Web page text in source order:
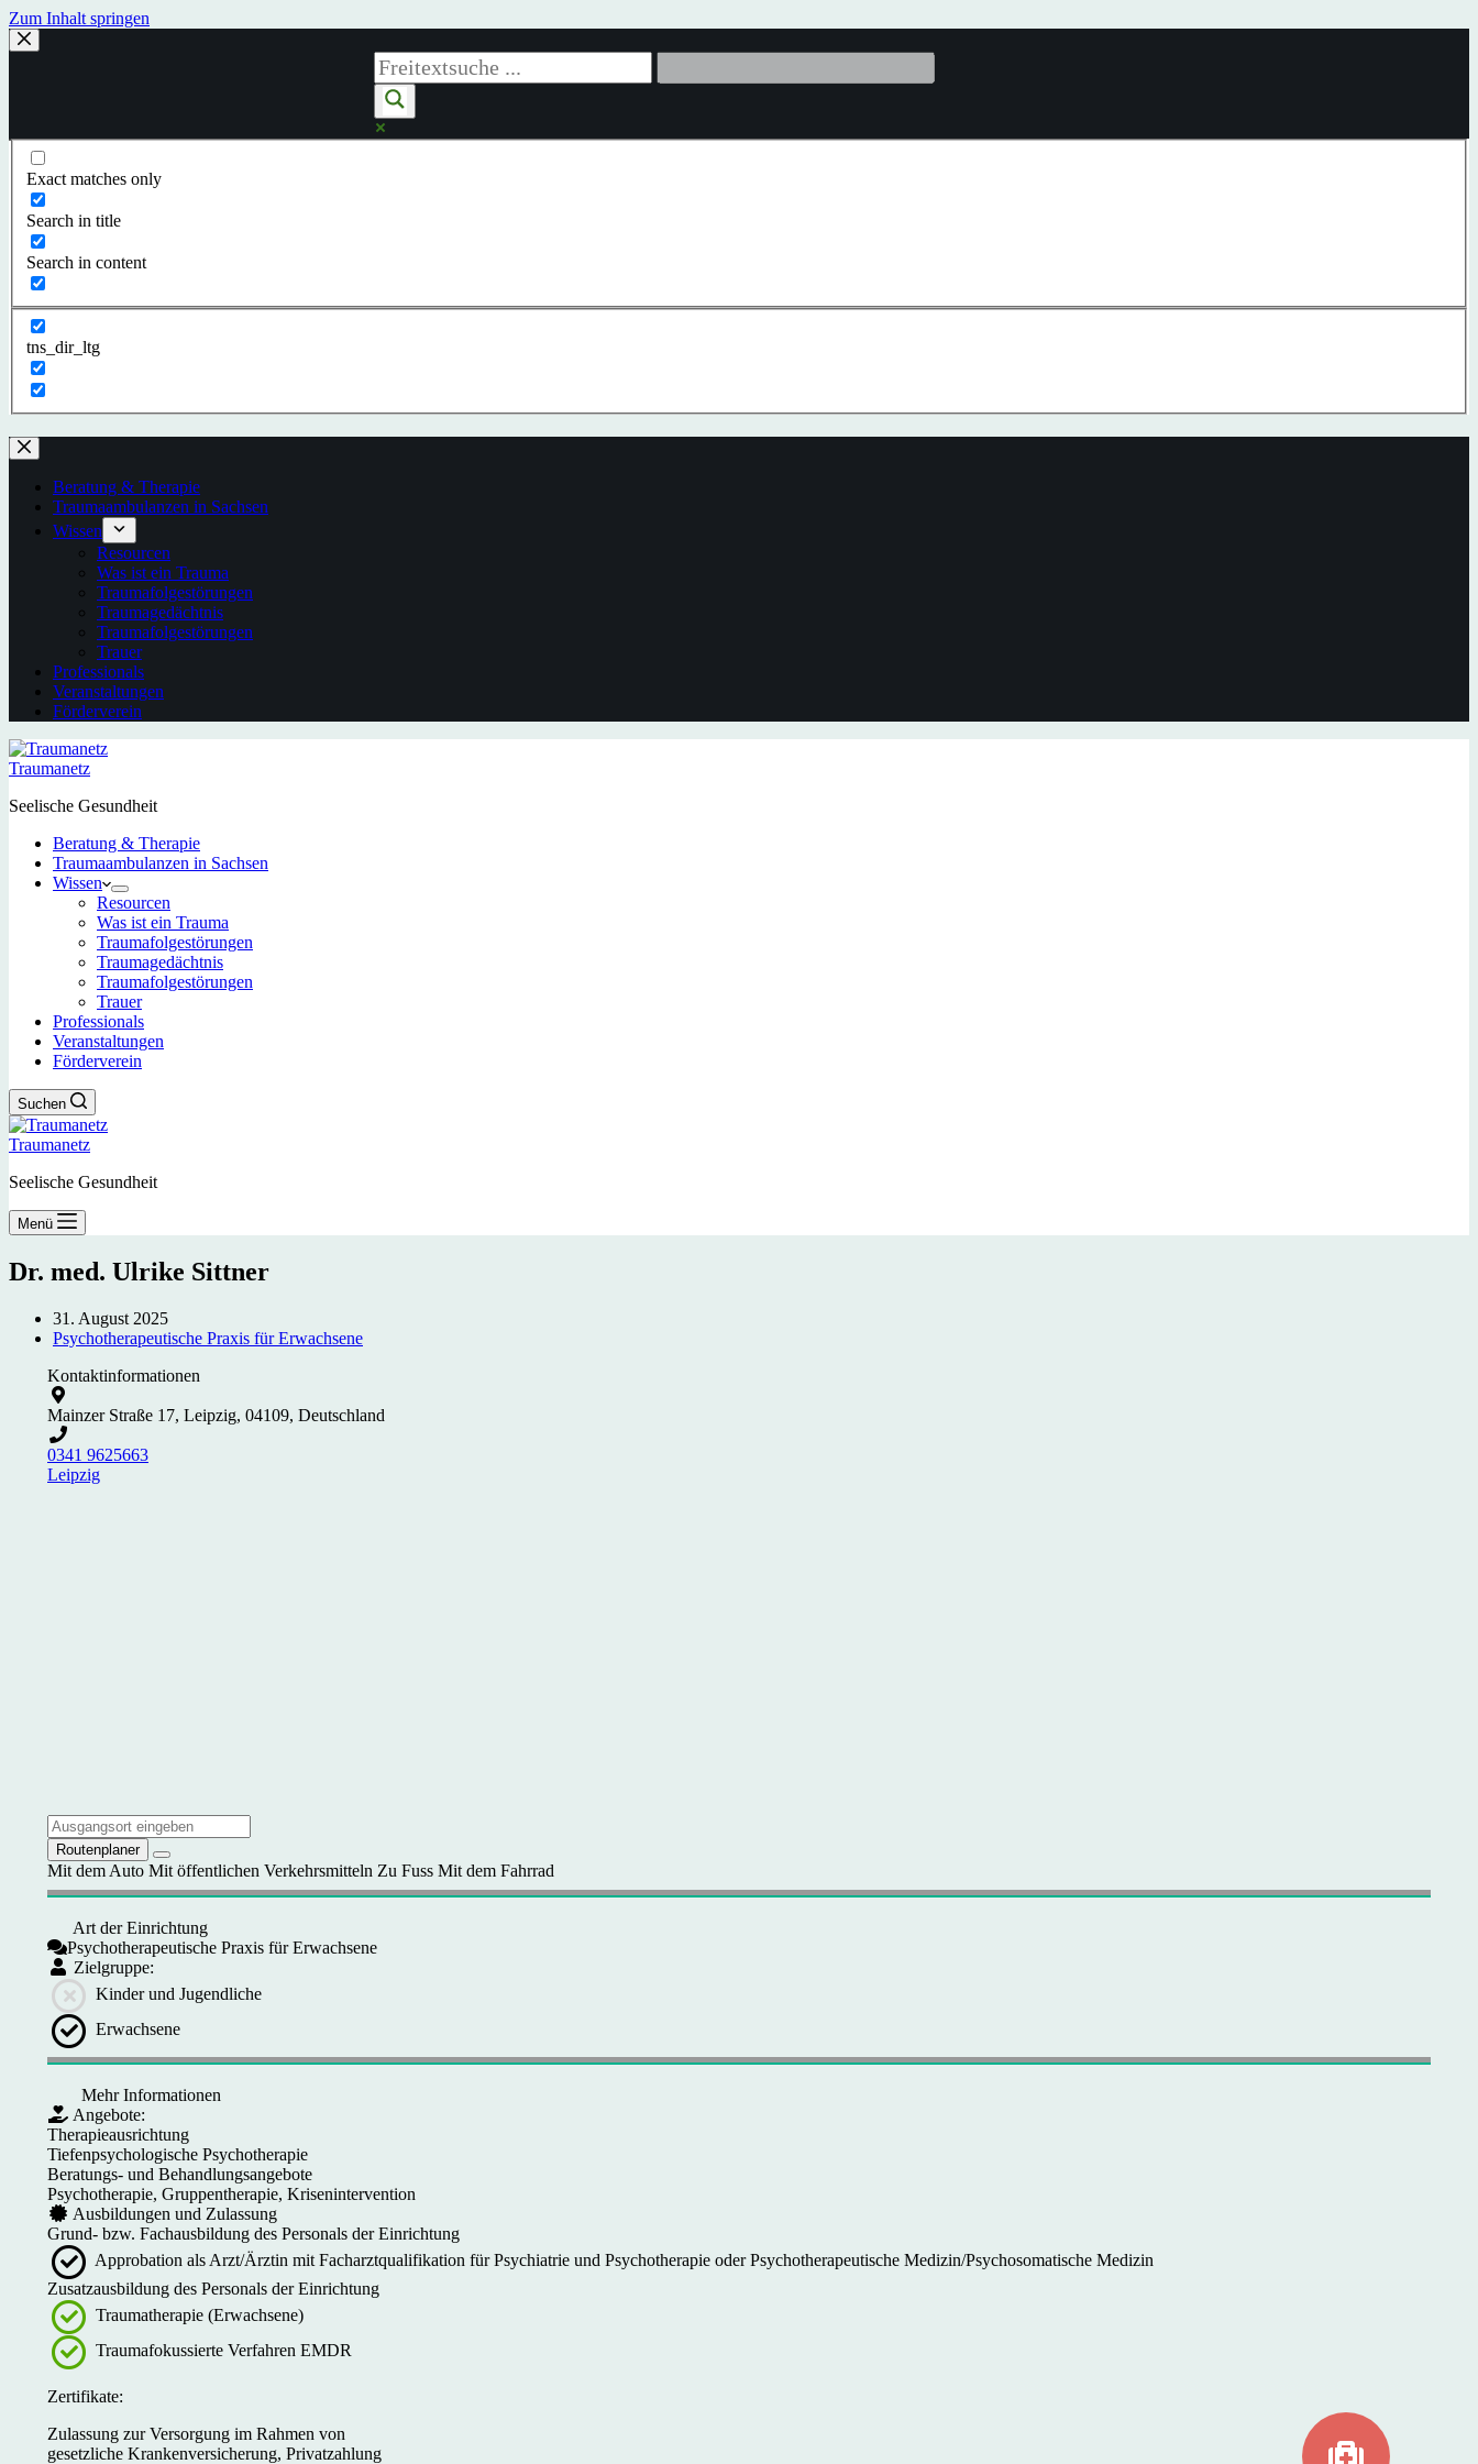
Zum Inhalt springen
Exact matches only
Search in title
Search in content
tns_dir_ltg
Beratung & Therapie
Traumaambulanzen in Sachsen
Wissen
Resourcen
Was ist ein Trauma
Traumafolgestörungen
Traumagedächtnis
Traumafolgestörungen
Trauer
Professionals
Veranstaltungen
Förderverein
Traumanetz
Seelische Gesundheit
Beratung & Therapie
Traumaambulanzen in Sachsen
Wissen
Resourcen
Was ist ein Trauma
Traumafolgestörungen
Traumagedächtnis
Traumafolgestörungen
Trauer
Professionals
Veranstaltungen
Förderverein
Suchen
Traumanetz
Seelische Gesundheit
Menü
Dr. med. Ulrike Sittner
31. August 2025
Psychotherapeutische Praxis für Erwachsene
Kontaktinformationen
Mainzer Straße 17, Leipzig, 04109, Deutschland
0341 9625663
Leipzig
Routenplaner
Mit dem Auto Mit öffentlichen Verkehrsmitteln Zu Fuss Mit dem Fahrrad
Art der Einrichtung
Psychotherapeutische Praxis für Erwachsene
Zielgruppe:
Kinder und Jugendliche
Erwachsene
Mehr Informationen
Angebote:
Therapieausrichtung
Tiefenpsychologische Psychotherapie
Beratungs- und Behandlungsangebote
Psychotherapie, Gruppentherapie, Krisenintervention
Ausbildungen und Zulassung
Grund- bzw. Fachausbildung des Personals der Einrichtung
Approbation als Arzt/Ärztin mit Facharztqualifikation für Psychiatrie und Psychotherapie oder Psychotherapeutische Medizin/Psychosomatische Medizin
Zusatzausbildung des Personals der Einrichtung
Traumatherapie (Erwachsene)
Traumafokussierte Verfahren EMDR
Zertifikate:
Zulassung zur Versorgung im Rahmen von
gesetzliche Krankenversicherung, Privatzahlung